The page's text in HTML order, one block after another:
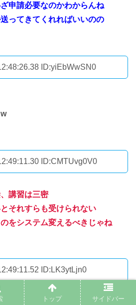
申請必要なのかわからんね
ってきてくれればいいのの
ID:yiEbWwSN0
ID:CMTUvg0V0
講習は三密
それすらも受けられない
をシステム変えるべきじゃね
ID:LK3ytLjn0
止だわな、短期資格取得制度と
トップ サイドバー